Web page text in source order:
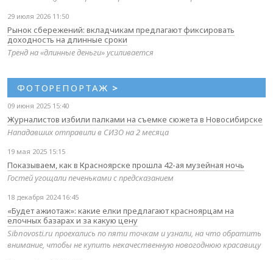
29 июля 2026 11:50
Рынок сбережений: вкладчикам предлагают фиксировать
доходность на длинные сроки
Тренд на «длинные деньги» усиливается
ФОТОРЕПОРТАЖ >
09 июня 2025 15:40
Журналистов избили палками на съемке сюжета в Новосибирске
Нападавших отправили в СИЗО на 2 месяца
19 мая 2025 15:15
Показываем, как в Красноярске прошла 42-ая музейная ночь
Гостей угощали печеньками с предсказанием
18 декабря 2024 16:45
«Будет ажиотаж»: какие елки предлагают красноярцам на
елочных базарах и за какую цену
Sibnovosti.ru проехались по пяти точкам и узнали, на что обратить
внимание, чтобы не купить некачественную новогоднюю красавицу